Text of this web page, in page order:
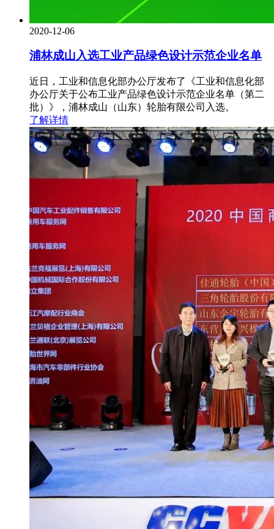
2020-12-06
浦林成山入选工业产品绿色设计示范企业名单
近日，工业和信息化部办公厅发布了《工业和信息化部
办公厅关于公布工业产品绿色设计示范企业名单（第二
批）》，浦林成山（山东）轮胎有限公司入选。
了解详情